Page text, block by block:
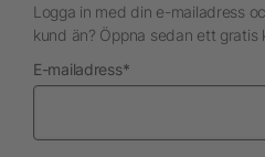
Logga in med din e-mailadress
kund än? Öppna sedan ett gratis
E-mailadressnödvändig
*